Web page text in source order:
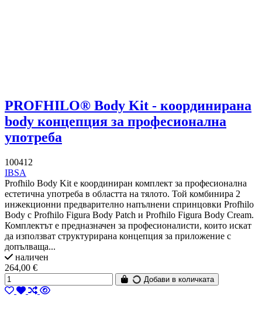
PROFHILO® Body Kit - координирана
body концепция за професионална
употреба
100412
IBSA
Profhilo Body Kit е координиран комплект за професионална
естетична употреба в областта на тялото. Той комбинира 2
инжекционни предварително напълнени спринцовки Profhilo
Body с Profhilo Figura Body Patch и Profhilo Figura Body Cream.
Комплектът е предназначен за професионалисти, които искат
да използват структурирана концепция за приложение с
допълваща...
наличен
264,00 €
Добави в количката